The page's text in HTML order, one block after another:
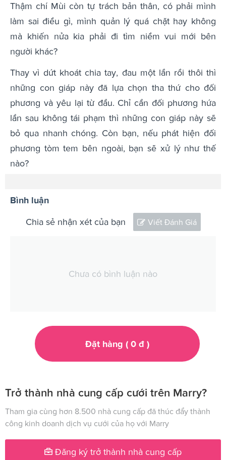
Thậm chí Mùi còn tự trách bản thân, có phải mình
làm sai điều gì, mình quản lý quá chặt hay không
mà khiến nửa kia phải đi tìm niềm vui mới bên
người khác?
Thay vì dứt khoát chia tay, đau một lần rồi thôi thì
những con giáp này đã lựa chọn tha thứ cho đối
phương và yêu lại từ đầu. Chỉ cần đối phương hứa
lần sau không tái phạm thì những con giáp này sẽ
bỏ qua nhanh chóng. Còn bạn, nếu phát hiện đối
phương tòm tem bên ngoài, bạn sẽ xử lý như thế
nào?
Bình luận
Chia sẻ nhận xét của bạn Viết Đánh Giá
Chưa có bình luận nào
Đặt hàng ( 0đ )
Trở thành nhà cung cấp cưới trên Marry?
Tham gia cùng hơn 8.500 nhà cung cấp đã thúc đẩy thành
công kinh doanh dịch vụ cưới của họ với Marry
Đăng ký trở thành nhà cung cấp